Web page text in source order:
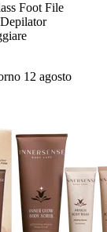
Foot File
12 agosto